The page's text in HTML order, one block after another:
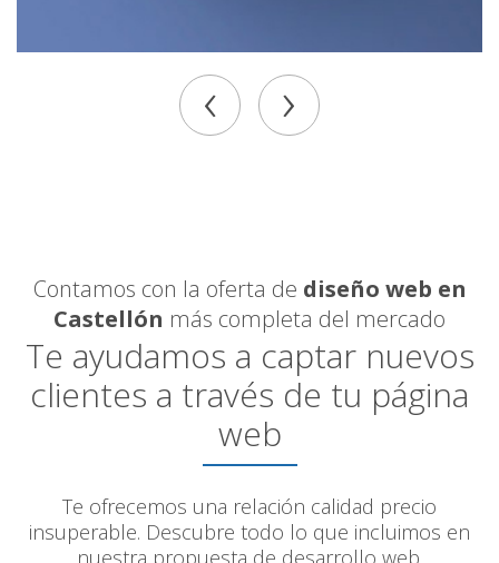
‹ ›
Contamos con la oferta de diseño web en
Castellón más completa del mercado
Te ayudamos a captar nuevos
clientes a través de tu página
web
Te ofrecemos una relación calidad precio
insuperable. Descubre todo lo que incluimos en